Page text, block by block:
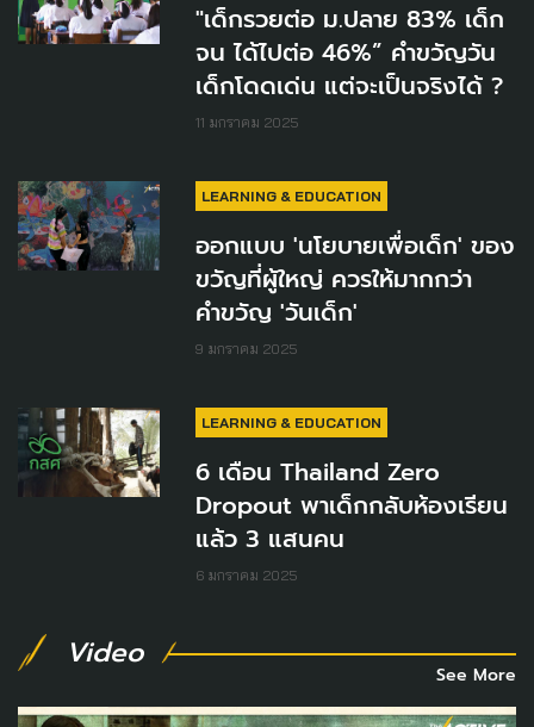
"เด็กรวยต่อ ม.ปลาย 83% เด็ก
จน ได้ไปต่อ 46%” คำขวัญวัน
เด็กโดดเด่น แต่จะเป็นจริงได้ ?
11 มกราคม 2025
LEARNING & EDUCATION
ออกแบบ 'นโยบายเพื่อเด็ก' ของ
ขวัญที่ผู้ใหญ่ ควรให้มากกว่า
คำขวัญ 'วันเด็ก'
9 มกราคม 2025
LEARNING & EDUCATION
6 เดือน Thailand Zero
Dropout พาเด็กกลับห้องเรียน
แล้ว 3 แสนคน
6 มกราคม 2025
Video
See More